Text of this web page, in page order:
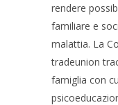
rendere
familiare e
malattia. La
tradeunion
famiglia con